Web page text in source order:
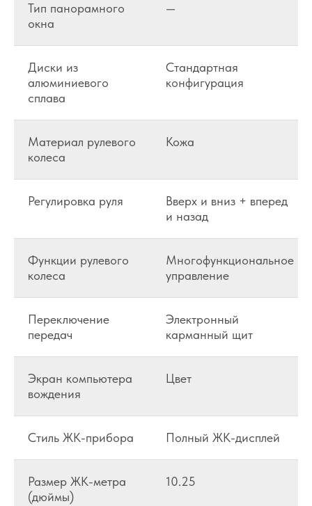
Тип панорамного
окна
—
Диски из
алюминиевого
сплава
Стандартная
конфигурация
Материал рулевого
колеса
Кожа
Регулировка руля
Вверх и вниз + вперед
и назад
Функции рулевого
колеса
Многофункциональное
управление
Переключение
передач
Электронный
карманный щит
Экран компьютера
вождения
Цвет
Стиль ЖК-прибора Полный ЖК-дисплей
Размер ЖК-метра
(дюймы)
10.25